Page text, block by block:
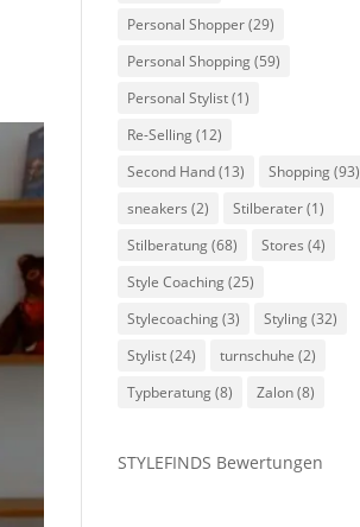
Personal Shopper(29)
Personal Shopping(59)
Personal Stylist(1)
Re-Selling(12)
Second Hand(13) Shopping(93)
sneakers (2) Stilberater(1)
Stilberatung(68) Stores (4)
Style Coaching(25)
Stylecoaching(3) Styling(32)
Stylist(24) turnschuhe (2)
Typberatung(8) Zalon(8)
STYLEFINDS Bewertungen